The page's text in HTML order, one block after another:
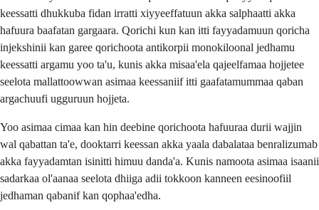
keessatti dhukkuba fidan irratti xiyyeeffatuun akka salphaatti akka
hafuura baafatan gargaara. Qorichi kun kan itti fayyadamuun qoricha
injekshinii kan garee qorichoota antikorpii monokiloonal jedhamu
keessatti argamu yoo ta'u, kunis akka misaa'ela qajeelfamaa hojjetee
seelota mallattoowwan asimaa keessaniif itti gaafatamummaa qaban
argachuufi ugguruun hojjeta.
Yoo asimaa cimaa kan hin deebine qorichoota hafuuraa durii wajjin
wal qabattan ta'e, dooktarri keessan akka yaala dabalataa benralizumab
akka fayyadamtan isinitti himuu danda'a. Kunis namoota asimaa isaanii
sadarkaa ol'aanaa seelota dhiiga adii tokkoon kanneen eesinoofiil
jedhaman qabanif kan qophaa'edha.